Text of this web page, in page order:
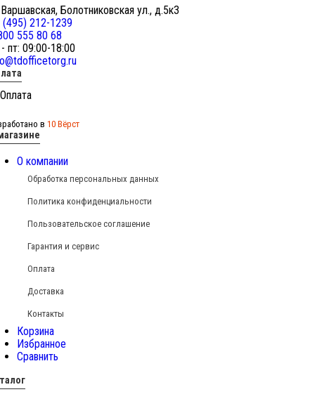
Болотниковская ул., д.5к3
(495) 212-1239
555 80 68
пт: 09:00-18:00
в 10 Вёрст
О компании
Обработка персональных данных
Политика конфиденциальности
Пользовательское соглашение
Гарантия и сервис
Оплата
Доставка
Контакты
Корзина
Избранное
Сравнить